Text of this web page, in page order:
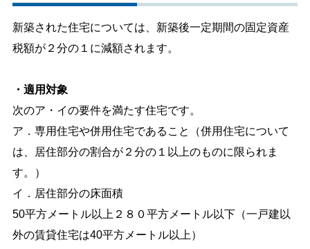
新築された住宅については、新築後一定期間の固定資産
税額が２分の１に減額されます。
・適用対象
次のア・イの要件を満たす住宅です。
ア．専用住宅や併用住宅であること（併用住宅について
は、居住部分の割合が２分の１以上のものに限られま
す。）
イ．居住部分の床面積
50平方メートル以上２８０平方メートル以下（一戸建以
外の賃貸住宅は40平方メートル以上）